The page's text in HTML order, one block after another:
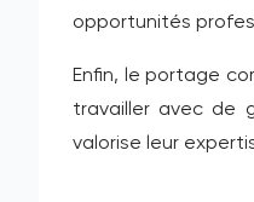
opportunités
Enfin, le portage
travailler avec de
valorise leur